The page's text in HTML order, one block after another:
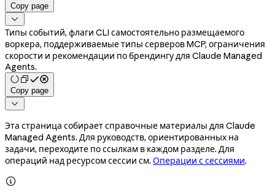
Copy page

Типы событий, флаги CLI самостоятельно размещаемого
воркера, поддерживаемые типы серверов MCP, ограничения
скорости и рекомендации по брендингу для Claude Managed
Agents.
Copy page

Эта страница собирает справочные материалы для Claude
Managed Agents. Для руководств, ориентированных на
задачи, переходите по ссылкам в каждом разделе. Для
операций над ресурсом сессии см. Операции с сессиями.
